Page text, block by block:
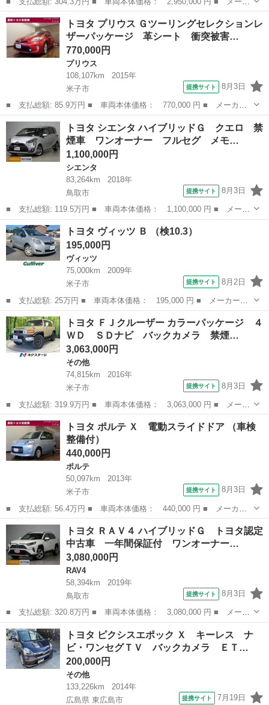
ー名： トヨタ ■ 車種名： プリウス ■ グレード名： Ｇ 衝突
被害軽減システム バックカメラ ＥＴＣ ＬＥＤヘッドランプ ス
マートキ...
鳥取 米子市 プリウス
トヨタ プリウス Ｇツーリングセレクションレ
ザーパッケージ 革シート 衝突被害…
770,000円
プリウス
108,107km
2015年
米子市
提携サイト 8月3日
■ 支払総額: 85.9万円 ■ 車両本体価格： 770,000 円 ■ メーカー
名： トヨタ ■ 車種名： プリウス ■ グレード名： Ｇツーリン
グセレクションレザーパッケージ 革シート 衝突被害軽減システ
ム フルセグ ...
鳥取 米子市 プリウス
トヨタ シエンタ ハイブリッドＧ クエロ 禁
煙車 ワンオーナー フルセグ メモ…
1,100,000円
シエンタ
83,264km
2018年
鳥取市
提携サイト 8月3日
■ 支払総額: 119.5万円 ■ 車両本体価格： 1,100,000 円 ■ メーカ
ー名： トヨタ ■ 車種名： シエンタ ■ グレード名： ハイブリ
ッドＧ クエロ 禁煙車 ワンオーナー フルセグ メモリーナビ
ＤＶＤ再...
鳥取 鳥取市 シエンタ
トヨタ ヴィッツ Ｂ （検10.3）
195,000円
ヴィッツ
75,000km
2009年
米子市
提携サイト 8月2日
■ 支払総額: 25万円 ■ 車両本体価格： 195,000 円 ■ メーカー
名： トヨタ ■ 車種名： ヴィッツ ■ グレード名： Ｂ ■ 排気
量： 1000cc ■ ドア枚数： 5D ■ ミッション： AT ■ 店舗P...
鳥取 米子市 ヴィッツ
トヨタ ＦＪクルーザー カラーパッケージ ４
ＷＤ ＳＤナビ バックカメラ 禁煙…
3,063,000円
その他
74,815km
2016年
米子市
提携サイト 8月3日
■ 支払総額: 319.9万円 ■ 車両本体価格： 3,063,000 円 ■ メーカ
ー名： トヨタ ■ 車種名： ＦＪクルーザー ■ グレード名： カ
ラーパッケージ ４ＷＤ ＳＤナビ バックカメラ 禁煙車 ＥＴ
Ｃ クルコ...
鳥取 米子市 その他
トヨタ ポルテ Ｘ 電動スライドドア （車検
整備付）
440,000円
ポルテ
50,097km
2013年
米子市
提携サイト 8月3日
■ 支払総額: 56.4万円 ■ 車両本体価格： 440,000 円 ■ メーカー
名： トヨタ ■ 車種名： ポルテ ■ グレード名： Ｘ 電動スラ
イドドア ■ 排気量： 1300cc ■ ドア枚数： 4D ■ ミッション...
鳥取 米子市 ポルテ
トヨタ ＲＡＶ４ ハイブリッドＧ トヨタ認定
中古車 一年間保証付 ワンオーナー…
3,080,000円
RAV4
58,394km
2019年
鳥取市
提携サイト 8月3日
■ 支払総額: 320.8万円 ■ 車両本体価格： 3,080,000 円 ■ メーカ
ー名： トヨタ ■ 車種名： ＲＡＶ４ ■ グレード名： ハイブリ
ッドＧ トヨタ認定中古車 一年間保証付 ワンオーナー ４ＷＤ
フルセグ...
鳥取 鳥取市 RAV4
トヨタ ピクシスエポック Ｘ キーレス ナ
ビ・ワンセグＴＶ バックカメラ ＥＴ…
200,000円
その他
133,226km
2014年
広島県 東広島市
提携サイト 7月19日